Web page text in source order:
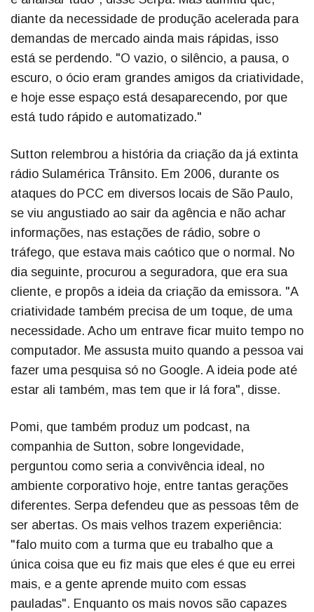
diante da necessidade de produção acelerada para
demandas de mercado ainda mais rápidas, isso
está se perdendo. "O vazio, o silêncio, a pausa, o
escuro, o ócio eram grandes amigos da criatividade,
e hoje esse espaço está desaparecendo, por que
está tudo rápido e automatizado."
Sutton relembrou a história da criação da já extinta
rádio Sulamérica Trânsito. Em 2006, durante os
ataques do PCC em diversos locais de São Paulo,
se viu angustiado ao sair da agência e não achar
informações, nas estações de rádio, sobre o
tráfego, que estava mais caótico que o normal. No
dia seguinte, procurou a seguradora, que era sua
cliente, e propôs a ideia da criação da emissora. "A
criatividade também precisa de um toque, de uma
necessidade. Acho um entrave ficar muito tempo no
computador. Me assusta muito quando a pessoa vai
fazer uma pesquisa só no Google. A ideia pode até
estar ali também, mas tem que ir lá fora", disse.
Pomi, que também produz um podcast, na
companhia de Sutton, sobre longevidade,
perguntou como seria a convivência ideal, no
ambiente corporativo hoje, entre tantas gerações
diferentes. Serpa defendeu que as pessoas têm de
ser abertas. Os mais velhos trazem experiência:
"falo muito com a turma que eu trabalho que a
única coisa que eu fiz mais que eles é que eu errei
mais, e a gente aprende muito com essas
pauladas". Enquanto os mais novos são capazes